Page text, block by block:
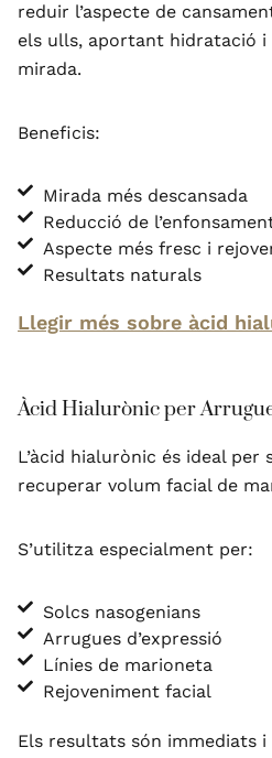
reduir l’aspecte de
els ulls, aportant hidratació
mirada.
Beneficis:
Mirada més descansada
Reducció de
Aspecte més fresc i
Resultats naturals
Llegir més sobre àcid
Àcid Hialurònic per
L’àcid hialurònic és ideal per
recuperar volum facial de
S’utilitza especialment per:
Solcs nasogenians
Arrugues d’expressió
Línies de marioneta
Rejoveniment facial
Els resultats són immediats i